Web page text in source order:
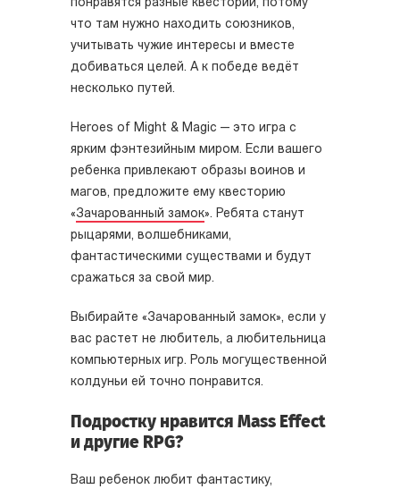
понравятся разные квестории, потому
что там нужно находить союзников,
учитывать чужие интересы и вместе
добиваться целей. А к победе ведёт
несколько путей.
Heroes of Might & Magic — это игра с
ярким фэнтезийным миром. Если вашего
ребенка привлекают образы воинов и
магов, предложите ему квесторию
«Зачарованный замок». Ребята станут
рыцарями, волшебниками,
фантастическими существами и будут
сражаться за свой мир.
Выбирайте «Зачарованный замок», если у
вас растет не любитель, а любительница
компьютерных игр. Роль могущественной
колдуньи ей точно понравится.
Подростку нравится Mass Effect
и другие RPG?
Ваш ребенок любит фантастику,